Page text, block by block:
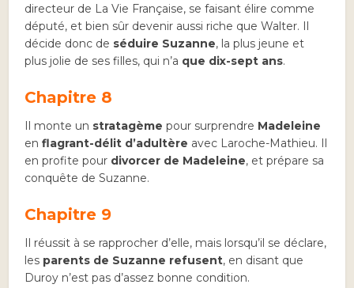
directeur de La Vie Française, se faisant élire comme
député, et bien sûr devenir aussi riche que Walter. Il
décide donc de séduire Suzanne, la plus jeune et
plus jolie de ses filles, qui n’a que dix-sept ans.
Chapitre 8
Il monte un stratagème pour surprendre Madeleine
enflagrant-délit d’adultère avec Laroche-Mathieu. Il
en profite pour divorcer de Madeleine, et prépare sa
conquête de Suzanne.
Chapitre 9
Il réussit à se rapprocher d’elle, mais lorsqu’il se déclare,
les parents de Suzanne refusent, en disant que
Duroy n’est pas d’assez bonne condition.